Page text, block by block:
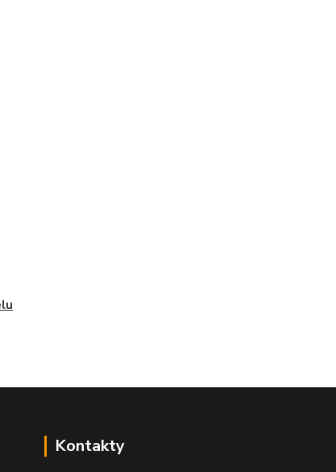
Kontakty